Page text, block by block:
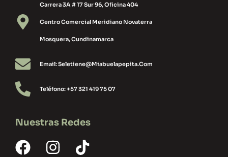
Carrera 3A # 17 Sur 96, Oficina 404
Centro Comercial Meridiano Novaterra
Mosquera, Cundinamarca
Email: Seletiene@miabuelapepita.com
Teléfono: +57 321 419 75 07
Nuestras Redes